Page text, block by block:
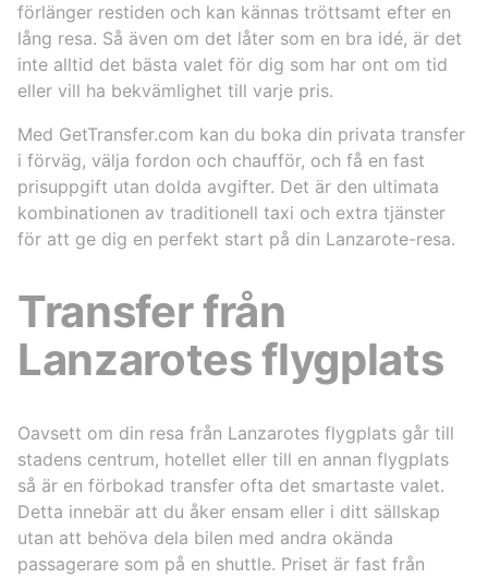
förlänger restiden och kan kännas tröttsamt efter en
lång resa. Så även om det låter som en bra idé, är det
inte alltid det bästa valet för dig som har ont om tid
eller vill ha bekvämlighet till varje pris.
Med GetTransfer.com kan du boka din privata transfer
i förväg, välja fordon och chaufför, och få en fast
prisuppgift utan dolda avgifter. Det är den ultimata
kombinationen av traditionell taxi och extra tjänster
för att ge dig en perfekt start på din Lanzarote-resa.
Transfer från
Lanzarotes flygplats
Oavsett om din resa från Lanzarotes flygplats går till
stadens centrum, hotellet eller till en annan flygplats
så är en förbokad transfer ofta det smartaste valet.
Detta innebär att du åker ensam eller i ditt sällskap
utan att behöva dela bilen med andra okända
passagerare som på en shuttle. Priset är fast från